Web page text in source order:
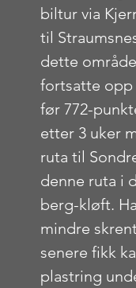
biltur via
til
dette
fortsatte opp
før 772-
etter 3 uker
ruta til
denne ruta i
berg-kløft.
mindre
senere fikk
plastring